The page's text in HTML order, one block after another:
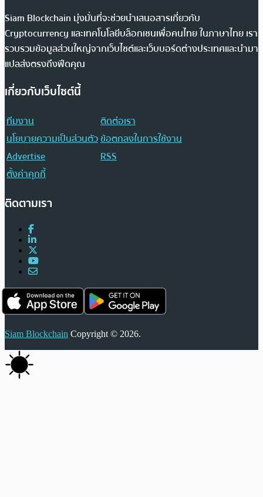
Siam Blockchain มุ่งมั่นที่จะช่วยนำเสนอสารเกี่ยวกับ
Cryptocurrency และเทคโนโลยีบล็อกเชนเพื่อคนไทย ในภาษาไทย เรา
รวบรวมข้อมูลส่วนใหญ่จากเว็บไซต์และเว็บบอร์ดต่างประเทศและนำมา
แปลส่งตรงถึงฟีดคุณ
เกี่ยวกับเว็บไซต์นี้
ทีมงาน
ติดต่อเรา
นโยบายความเป็นส่วนตัวข้อตกลงในการใช้งาน
Advertise
RSS
ตั้งค่าคุกกี้
ติดตามเรา
Siam Blockchain Copyright © 2026.